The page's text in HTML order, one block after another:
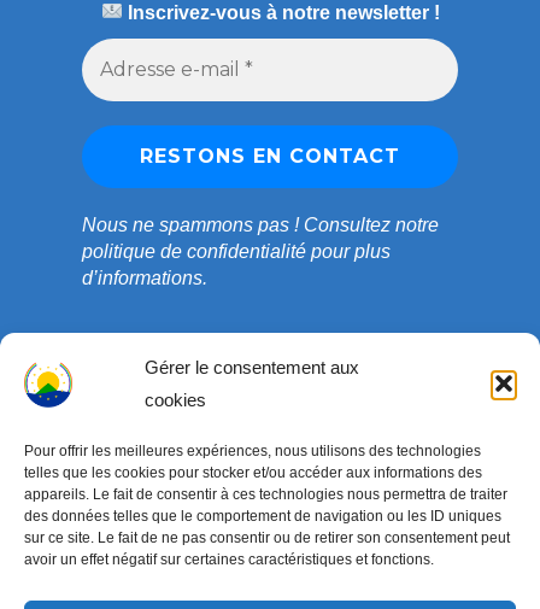
Gérer le consentement aux
cookies
Pour offrir les meilleures expériences, nous utilisons des technologies
telles que les cookies pour stocker et/ou accéder aux informations des
appareils. Le fait de consentir à ces technologies nous permettra de traiter
des données telles que le comportement de navigation ou les ID uniques
sur ce site. Le fait de ne pas consentir ou de retirer son consentement peut
avoir un effet négatif sur certaines caractéristiques et fonctions.
Inscrivez-vous à notre newsletter !
Nous ne spammons pas ! Consultez notre
politique de confidentialitépour plus
d’informations.